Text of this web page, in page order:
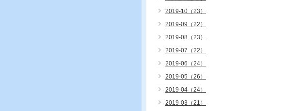
2019-10（23）
2019-09（22）
2019-08（23）
2019-07（22）
2019-06（24）
2019-05（26）
2019-04（24）
2019-03（21）